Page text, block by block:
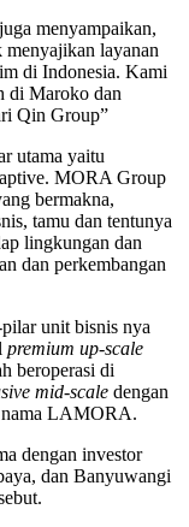
menyampaikan,
layanan
di Indonesia. Kami
di Maroko dan
Qin Group”
utama yaitu
MORA Group
bermakna,
tamu dan tentunya
lingkungan dan
dan perkembangan
unit bisnis nya
premium up-scale
beroperasi di
mid-scale dengan
nama LAMORA.
dengan investor
dan Banyuwangi